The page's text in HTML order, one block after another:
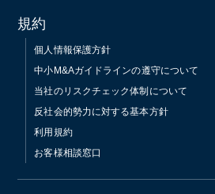
規約
個人情報保護方針
中小M&Aガイドラインの遵守について
当社のリスクチェック体制について
反社会的勢力に対する基本方針
利用規約
お客様相談窓口